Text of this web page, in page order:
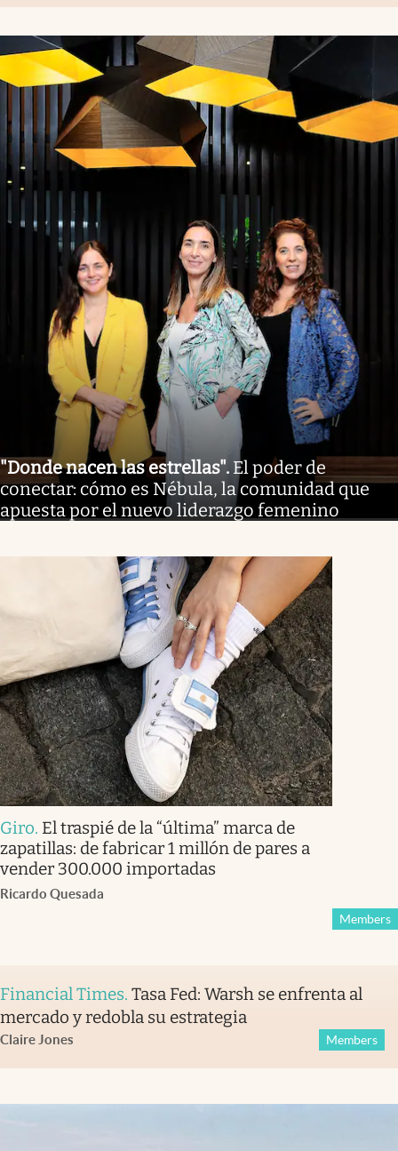
"Donde nacen las estrellas". El poder de
conectar: cómo es Nébula, la comunidad que
apuesta por el nuevo liderazgo femenino
Giro. El traspié de la “última” marca de
zapatillas: de fabricar 1 millón de pares a
vender 300.000 importadas
Ricardo Quesada
Members
Financial Times. Tasa Fed: Warsh se enfrenta al
mercado y redobla su estrategia
Claire Jones Members